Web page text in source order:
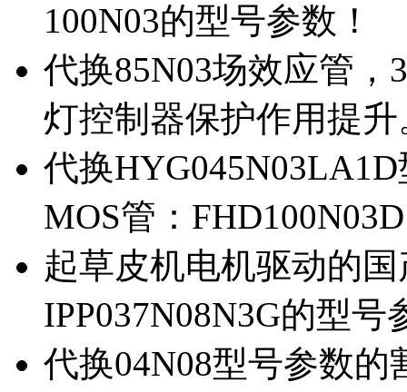
100N03的型号参数！
代换85N03场效应管
灯控制器保护作用提升
代换
MOS管：
起草皮机电机驱动的
IPP037N08N3G的型号
代换04N08型号参数